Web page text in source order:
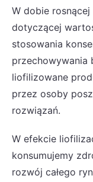
W dobie
dotyczącej
stosowania
przechowywania
liofilizowane
przez osoby
rozwiązań.
W efekcie
konsumujemy
rozwój całego